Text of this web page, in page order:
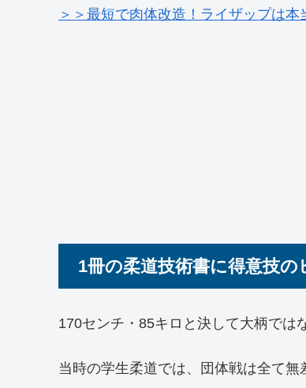
＞＞最短で肉体改造！ライザップは本
1冊の柔道技術書に得意技の
170センチ・85キロと決して大柄では
当時の学生柔道では、団体戦は全て無